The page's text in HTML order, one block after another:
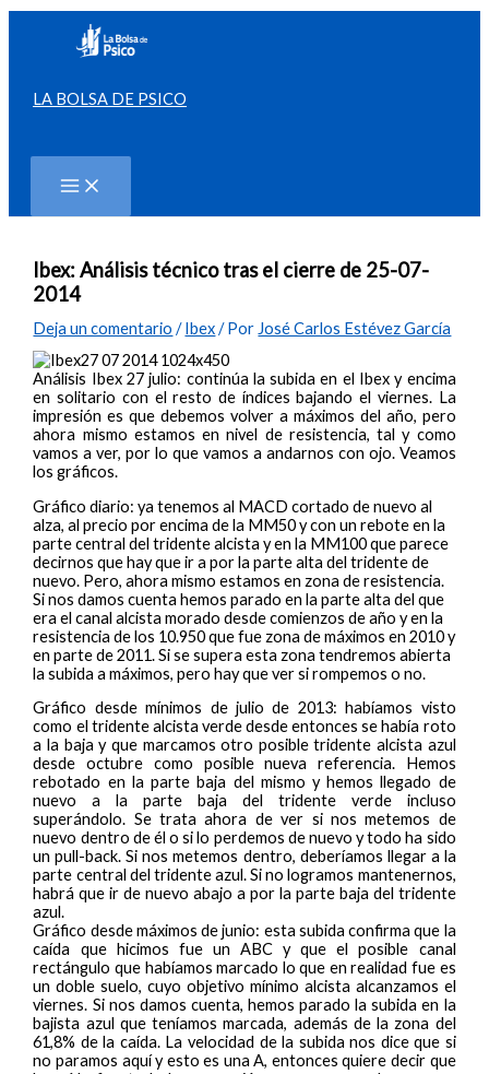
contenido
LA BOLSA DE PSICO
Ibex: Análisis técnico tras el cierre de 25-07-
2014
Deja un comentario /Ibex/ Por José Carlos Estévez García
Análisis Ibex 27 julio: continúa la subida en el Ibex y encima
en solitario con el resto de índices bajando el viernes. La
impresión es que debemos volver a máximos del año, pero
ahora mismo estamos en nivel de resistencia, tal y como
vamos a ver, por lo que vamos a andarnos con ojo. Veamos
los gráficos.
Gráfico diario: ya tenemos al MACD cortado de nuevo al
alza, al precio por encima de la MM50 y con un rebote en la
parte central del tridente alcista y en la MM100 que parece
decirnos que hay que ir a por la parte alta del tridente de
nuevo. Pero, ahora mismo estamos en zona de resistencia.
Si nos damos cuenta hemos parado en la parte alta del que
era el canal alcista morado desde comienzos de año y en la
resistencia de los 10.950 que fue zona de máximos en 2010 y
en parte de 2011. Si se supera esta zona tendremos abierta
la subida a máximos, pero hay que ver si rompemos o no.
Gráfico desde mínimos de julio de 2013: habíamos visto
como el tridente alcista verde desde entonces se había roto
a la baja y que marcamos otro posible tridente alcista azul
desde octubre como posible nueva referencia. Hemos
rebotado en la parte baja del mismo y hemos llegado de
nuevo a la parte baja del tridente verde incluso
superándolo. Se trata ahora de ver si nos metemos de
nuevo dentro de él o si lo perdemos de nuevo y todo ha sido
un pull-back. Si nos metemos dentro, deberíamos llegar a la
parte central del tridente azul. Si no logramos mantenernos,
habrá que ir de nuevo abajo a por la parte baja del tridente
azul.
Gráfico desde máximos de junio: esta subida confirma que la
caída que hicimos fue un ABC y que el posible canal
rectángulo que habíamos marcado lo que en realidad fue es
un doble suelo, cuyo objetivo mínimo alcista alcanzamos el
viernes. Si nos damos cuenta, hemos parado la subida en la
bajista azul que teníamos marcada, además de la zona del
61,8% de la caída. La velocidad de la subida nos dice que si
no paramos aquí y esto es una A, entonces quiere decir que